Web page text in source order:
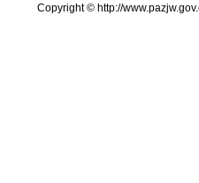
Copyright © http://